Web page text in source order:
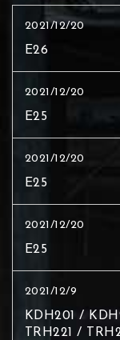
2021/12/20
E26
2021/12/20
E25
2021/12/20
E25
2021/12/20
E25
2021/12/9
KDH201 /
TRH221 /